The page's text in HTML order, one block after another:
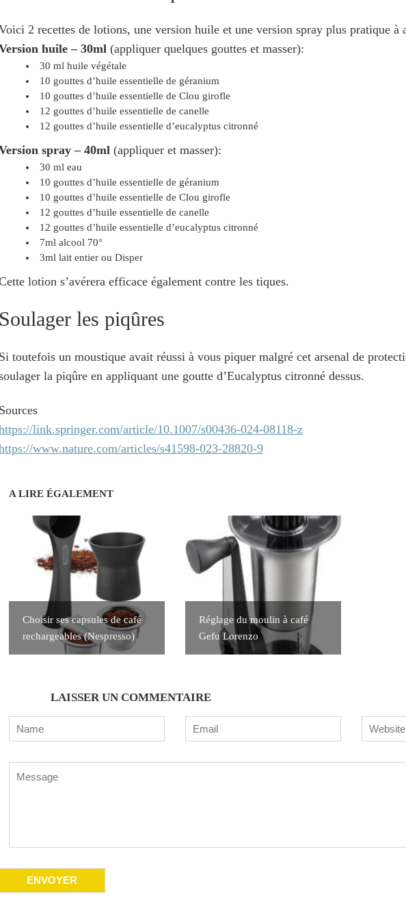
2 recettes de lotions, une version huile et une version spray plus pratique à
huile – 30ml (appliquer quelques gouttes et masser):
30 ml huile végétale
10 gouttes d’huile essentielle de géranium
10 gouttes d’huile essentielle de Clou girofle
12 gouttes d’huile essentielle de canelle
12 gouttes d’huile essentielle d’eucalyptus citronné
spray – 40ml (appliquer et masser):
30 ml eau
10 gouttes d’huile essentielle de géranium
10 gouttes d’huile essentielle de Clou girofle
12 gouttes d’huile essentielle de canelle
12 gouttes d’huile essentielle d’eucalyptus citronné
7ml alcool 70°
3ml lait entier ou Disper
lotion s’avérera efficace également contre les tiques.
Soulager les piqûres
Si toutefois un moustique avait réussi à vous piquer malgré cet arsenal de
la piqûre en appliquant une goutte d’Eucalyptus citronné dessus.
Sources
link.springer.com/article/10.1007/s00436-024-08118-z
www.nature.com/articles/s41598-023-28820-9
A LIRE ÉGALEMENT
Choisir ses capsules de café
rechargeables (Nespresso)
Réglage du moulin à café
Gefu Lorenzo
LAISSER UN COMMENTAIRE